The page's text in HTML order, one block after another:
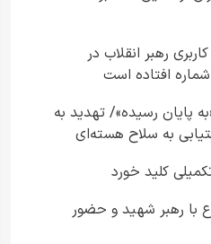
رهبر انقلاب در
افتاده است​
پایان رسیده»/ تهدید به
به سلاح هسته‌ای
کلید خورد
با رهبر شهید و حضور